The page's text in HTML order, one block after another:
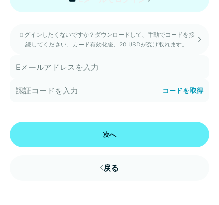
ログインしたくないですか？ダウンロードして、手動でコードを接
続してください。カード有効化後、20 USDが受け取れます。
コードを取得
次へ
戻る